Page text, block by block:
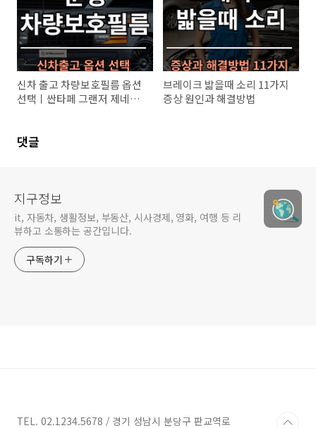
신차 출고 차량보호필름 옵션
선택ㅣ싼타페 그랜저 제네시
브레이크 밟을때 소리 11가지
증상 원인과 해결방법
댓글
지구정보
it, 자동차, 생활정보, 부동산, 시사경제, 영화, 여행 등 리
뷰하고 소통하는 공간입니다.
구독하기
TEL. 02.1234.5678 / 경기 성남시 분당구 판교역로